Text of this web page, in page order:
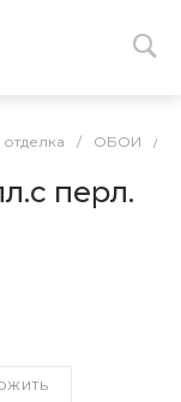
/ ОБОИ /
перл.